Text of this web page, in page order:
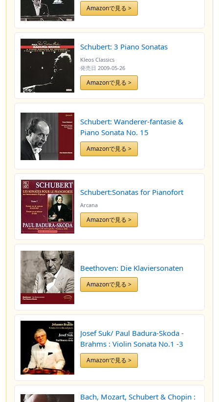
Amazonで見る >
Schubert: 3 Piano Sonatas
Kleos Classics
発売日 2009-05-26
Amazonで見る >
Schubert: Wanderer-fantasie &
Piano Sonata No. 15
Amazonで見る >
Schubert:Sonatas for Pianofort
Arcana
Amazonで見る >
Beethoven: Die Klaviersonaten
Amazonで見る >
Josef Suk/ Paul Badura-Skoda -
Brahms : Violin Sonata No.1 -3
Amazonで見る >
Bach, Mozart, Schubert & Chopin :